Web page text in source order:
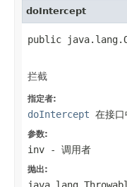
doIntercept
public
拦截
指定者:
doIntercept 在接口
参数:
inv - 调用者
抛出: